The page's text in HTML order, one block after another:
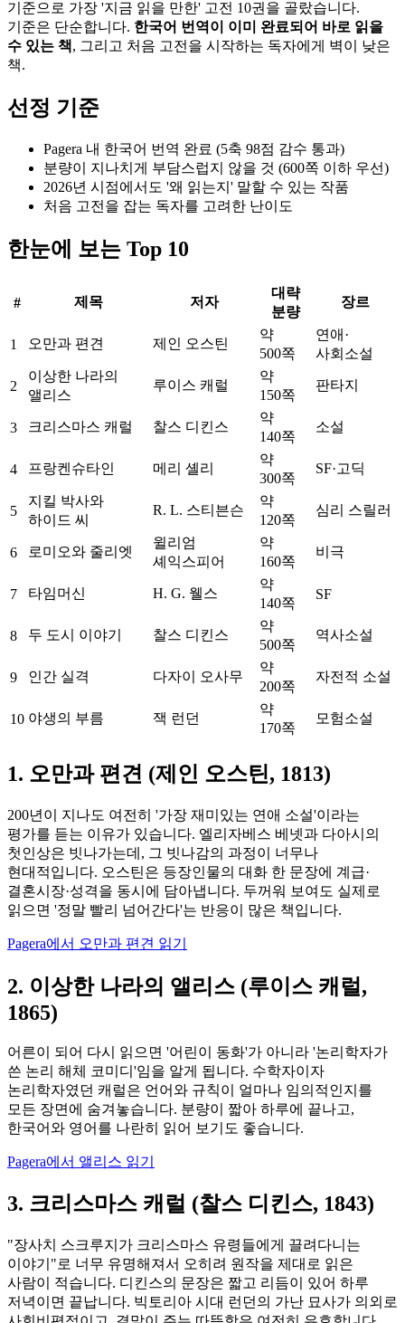
기준으로 가장 '지금 읽을 만한' 고전 10권을 골랐습니다.
기준은 단순합니다. 한국어 번역이 이미 완료되어 바로 읽을
수 있는 책, 그리고 처음 고전을 시작하는 독자에게 벽이 낮은
책.
선정 기준
Pagera 내 한국어 번역 완료 (5축 98점 감수 통과)
분량이 지나치게 부담스럽지 않을 것 (600쪽 이하 우선)
2026년 시점에서도 '왜 읽는지' 말할 수 있는 작품
처음 고전을 잡는 독자를 고려한 난이도
한눈에 보는 Top 10
# 제목 저자
대략
분량
장르
1 오만과 편견 제인 오스틴
약
500쪽
연애·
사회소설
2
이상한 나라의
앨리스
루이스 캐럴
약
150쪽
판타지
3 크리스마스 캐럴 찰스 디킨스
약
140쪽
소설
4 프랑켄슈타인 메리 셸리
약
300쪽
SF·고딕
5
지킬 박사와
하이드 씨
R. L. 스티븐슨
약
120쪽
심리 스릴러
6 로미오와 줄리엣
윌리엄
셰익스피어
약
160쪽
비극
7 타임머신 H. G. 웰스
약
140쪽
SF
8 두 도시 이야기 찰스 디킨스
약
500쪽
역사소설
9 인간 실격 다자이 오사무
약
200쪽
자전적 소설
10 야생의 부름 잭 런던
약
170쪽
모험소설
1. 오만과 편견 (제인 오스틴, 1813)
200년이 지나도 여전히 '가장 재미있는 연애 소설'이라는
평가를 듣는 이유가 있습니다. 엘리자베스 베넷과 다아시의
첫인상은 빗나가는데, 그 빗나감의 과정이 너무나
현대적입니다. 오스틴은 등장인물의 대화 한 문장에 계급·
결혼시장·성격을 동시에 담아냅니다. 두꺼워 보여도 실제로
읽으면 '정말 빨리 넘어간다'는 반응이 많은 책입니다.
Pagera에서 오만과 편견 읽기
2. 이상한 나라의 앨리스 (루이스 캐럴,
1865)
어른이 되어 다시 읽으면 '어린이 동화'가 아니라 '논리학자가
쓴 논리 해체 코미디'임을 알게 됩니다. 수학자이자
논리학자였던 캐럴은 언어와 규칙이 얼마나 임의적인지를
모든 장면에 숨겨놓습니다. 분량이 짧아 하루에 끝나고,
한국어와 영어를 나란히 읽어 보기도 좋습니다.
Pagera에서 앨리스 읽기
3. 크리스마스 캐럴 (찰스 디킨스, 1843)
"장사치 스크루지가 크리스마스 유령들에게 끌려다니는
이야기"로 너무 유명해져서 오히려 원작을 제대로 읽은
사람이 적습니다. 디킨스의 문장은 짧고 리듬이 있어 하루
저녁이면 끝납니다. 빅토리아 시대 런던의 가난 묘사가 의외로